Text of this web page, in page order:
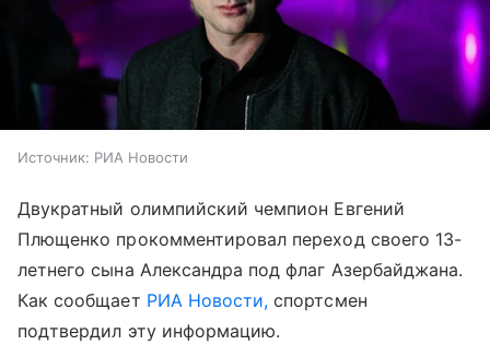
Источник: РИА Новости
Двукратный олимпийский чемпион Евгений
Плющенко прокомментировал переход своего 13-
летнего сына Александра под флаг Азербайджана.
Как сообщает РИА Новости, спортсмен
подтвердил эту информацию.